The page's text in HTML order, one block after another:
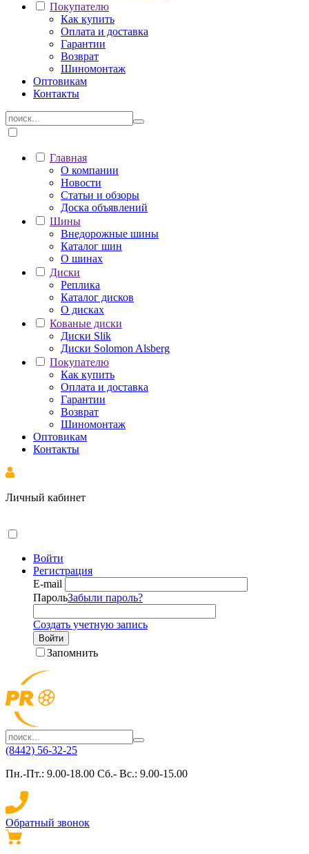
Покупателю
Как купить
Оплата и доставка
Гарантии
Возврат
Шиномонтаж
Оптовикам
Контакты
Главная
О компании
Новости
Статьи и обзоры
Доска объявлений
Шины
Внедорожные шины
Каталог шин
О шинах
Диски
Реплика
Каталог дисков
О дисках
Кованые диски
Диски Slik
Диски Solomon Alsberg
Покупателю
Как купить
Оплата и доставка
Гарантии
Возврат
Шиномонтаж
Оптовикам
Контакты
Личный кабинет
Войти
Регистрация
E-mail
ПарольЗабыли пароль?
Создать учетную запись
Войти
Запомнить
(8442) 56-32-25
Пн.-Пт.: 9.00-18.00 Сб.- Вс.: 9.00-15.00
Обратный звонок